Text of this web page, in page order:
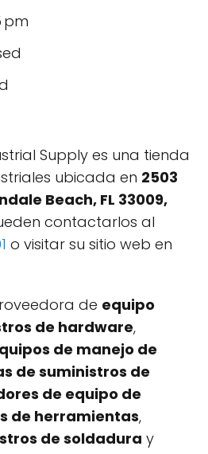
pm
Supply es una tienda
ubicada en 2503
Beach, FL 33009,
contactarlos al
o visitar su sitio web en
de equipo
de hardware,
de manejo de
de suministros de
de equipo de
de herramientas,
de soldadura y